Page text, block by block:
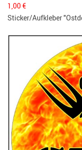
1,00€
Sticker/Aufkleber